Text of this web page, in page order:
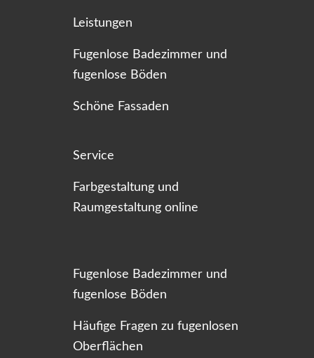
Leistungen
Fugenlose Badezimmer und
fugenlose Böden
Schöne Fassaden
Service
Farbgestaltung und
Raumgestaltung online
Fugenlose Badezimmer und
fugenlose Böden
Häufige Fragen zu fugenlosen
Oberflächen